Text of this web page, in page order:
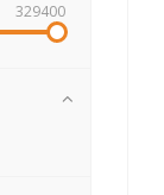
329400